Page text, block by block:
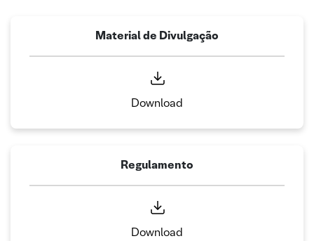
Material de Divulgação
Download
Regulamento
Download